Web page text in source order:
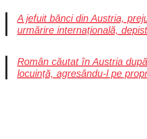
A jefuit bănci din Austria,
urmărire internațională,
Român căutat în Austria
locuință, agresându-l pe